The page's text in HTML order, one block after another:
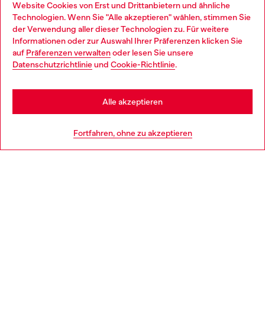
Website Cookies von Erst und Drittanbietern und ähnliche
Technologien. Wenn Sie "Alle akzeptieren" wählen, stimmen Sie
der Verwendung aller dieser Technologien zu. Für weitere
Informationen oder zur Auswahl Ihrer Präferenzen klicken Sie
auf Präferenzen verwaltenoder lesen Sie unsere
Datenschutzrichtlinieund Cookie-Richtlinie.
Fortfahren, ohne zu akzeptieren
Alle akzeptieren
Entdecke unser gesamtes Service-Angebot, online und
im Store.
Mehr erfahren
Choose your location
You are currently browsing Deutschland website, but it seems
you may be based in United States